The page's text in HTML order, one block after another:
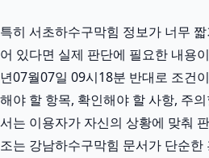
특히 서초하수구막힘 정보가 너무
어 있다면 실제 판단에 필요한 내용
년07월07일 09시18분 반대로 조건
해야 할 항목, 확인해야 할 사항, 주
서는 이용자가 자신의 상황에 맞춰
조는 강남하수구막힘 문서가 단순